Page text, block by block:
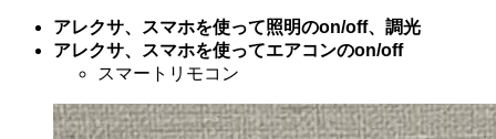
アレクサ、スマホを使って照明のon/off、調光
アレクサ、スマホを使ってエアコンのon/off
スマートリモコン